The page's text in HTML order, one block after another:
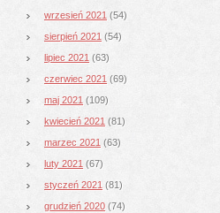
wrzesień 2021 (54)
sierpień 2021 (54)
lipiec 2021 (63)
czerwiec 2021 (69)
maj 2021 (109)
kwiecień 2021 (81)
marzec 2021 (63)
luty 2021 (67)
styczeń 2021 (81)
grudzień 2020 (74)